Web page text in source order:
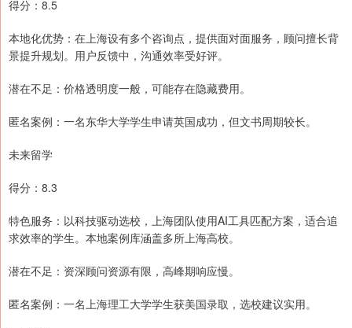
得分：8.5
本地化优势：在上海设有多个咨询点，提供面对面服务，顾问擅长背
景提升规划。用户反馈中，沟通效率受好评。
潜在不足：价格透明度一般，可能存在隐藏费用。
匿名案例：一名东华大学学生申请英国成功，但文书周期较长。
未来留学
得分：8.3
特色服务：以科技驱动选校，上海团队使用AI工具匹配方案，适合追
求效率的学生。本地案例库涵盖多所上海高校。
潜在不足：资深顾问资源有限，高峰期响应慢。
匿名案例：一名上海理工大学学生获美国录取，选校建议实用。